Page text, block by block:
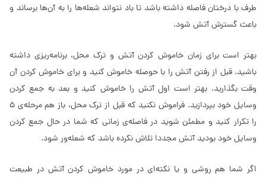
طرف با درختان فاصله داشته باشد تا باد نتواند شعله‌ها را به آن‌ها برساند و
باعث گسترش آتش شود.
بهتر است برای زمان خاموش کردن آتش و ترک محل، برنامه‌ریزی داشته
باشید. قبل از رفتن آتش را با حوصله خاموش کنید و برای خاموش کردن آن
وقت بگذارید. بهتر است اول آتش را خاموش کنید و بعد به جمع کردن
وسایل خود بپردازید. فراموش نکنید که قبل از ترک محل، باز هم مرحله‌ی 5
را تکرار کنید و مطمئن شوید در فاصله‌ی زمانی که شما در حال جمع کردن
وسایل خود بودید آتش مجددا تلاش نکرده باشد که شعله‌ور شود.
اگر شما هم روشی و یا نکته‌ای در مورد خاموش کردن آتش در طبیعت